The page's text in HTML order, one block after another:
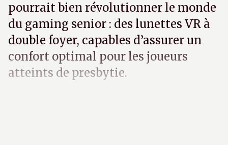
pourrait bien révolutionner le monde
du gaming senior : des lunettes VR à
double foyer, capables d’assurer un
confort optimal pour les joueurs
atteints de presbytie.